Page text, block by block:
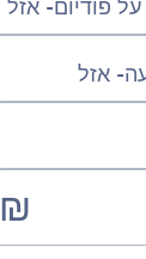
אזל
₪